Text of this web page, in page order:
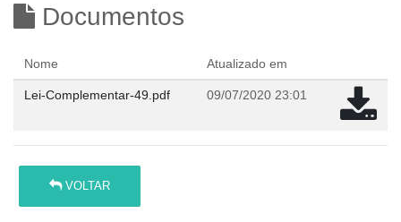
Documentos
Nome Atualizado em
Lei-Complementar-49.pdf 09/07/2020 23:01
VOLTAR